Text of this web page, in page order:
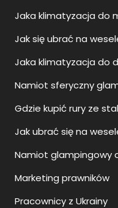
Jaka klimatyzacja do
Jak się ubrać na
Jaka klimatyzacja do
Namiot sferyczny
Gdzie kupić rury ze
Jak ubrać się na
Namiot glampingowy
Marketing prawników
Pracownicy z Ukrainy